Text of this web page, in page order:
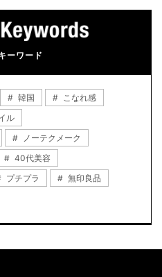
ーワード
韓国
こなれ感
ル
ノーテクメーク
40代美容
プチプラ
無印良品